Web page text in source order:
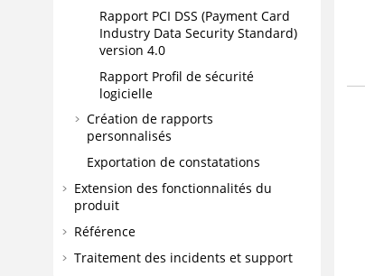
Rapport PCI DSS (Payment Card
Industry Data Security Standard)
version 4.0
Rapport Profil de sécurité
logicielle
Création de rapports
personnalisés
Exportation de constatations
Extension des fonctionnalités du
produit
Référence
Traitement des incidents et support